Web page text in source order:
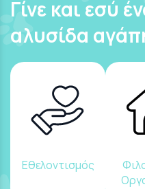
Γίνε και εσύ
αλυσίδα
Εθελοντισμός